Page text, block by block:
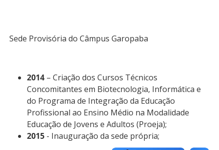
Sede Provisória do Câmpus Garopaba
2014 – Criação dos Cursos Técnicos
Concomitantes em Biotecnologia, Informática e
do Programa de Integração da Educação
Profissional ao Ensino Médio na Modalidade
Educação de Jovens e Adultos (Proeja);
2015 - Inauguração da sede própria;